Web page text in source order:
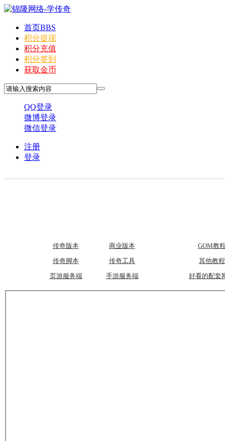
首页BBS
积分提现
积分充值
积分签到
获取金币
QQ登录
微博登录
微信登录
注册
登录
传奇版本
商业版本
传奇脚本
传奇工具
页游服务端
手游服务端
GOM教
其他教程
好看的配套